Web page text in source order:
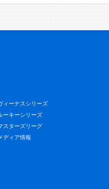
ィーナスシリーズ
ーキーシリーズ
スターズリーグ
ディア情報